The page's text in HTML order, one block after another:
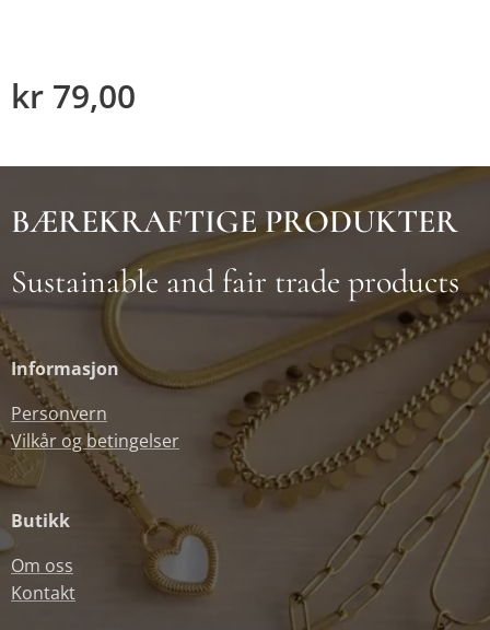
kr 79,00
BÆREKRAFTIGE PRODUKTER
Sustainable and fair trade products
Informasjon
Personvern
Vilkår og betingelser
Butikk
Om oss
Kontakt